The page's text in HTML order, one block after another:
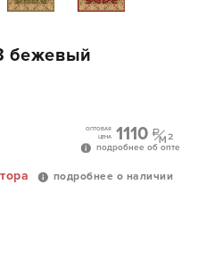
бежевый
ОПТОВАЯ
ЦЕНА
1110
подробнее об опте
подробнее о наличии